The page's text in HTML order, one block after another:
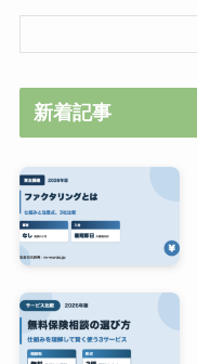
新着記事